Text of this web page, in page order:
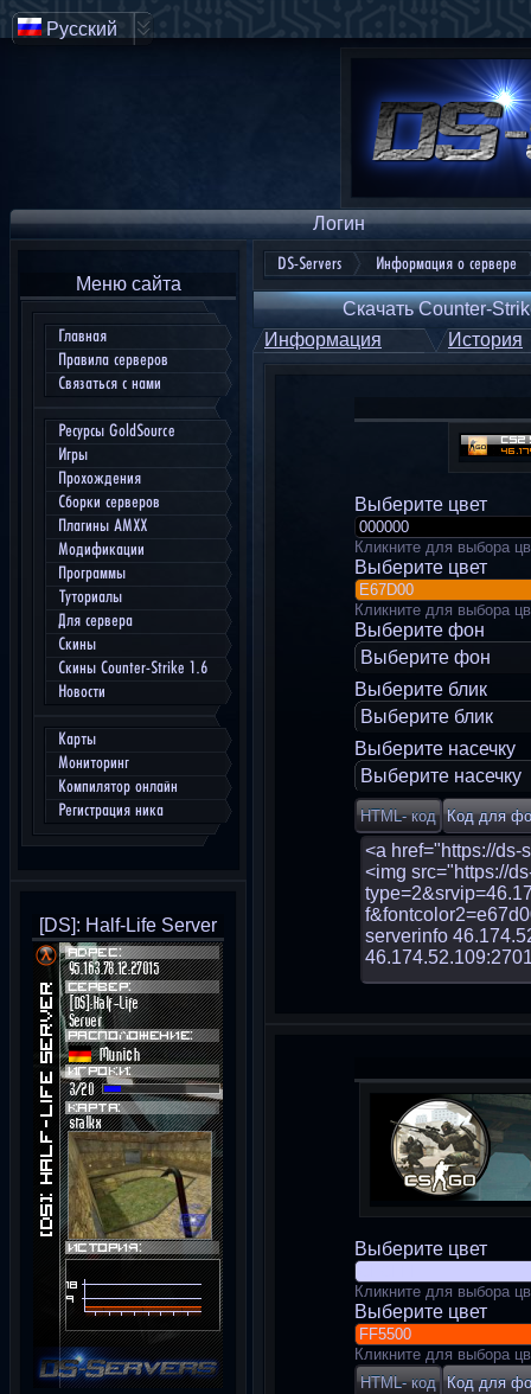
Логин
Меню сайта
Главная
Правила серверов
Связаться с нами
Ресурсы GoldSource
Игры
Прохождения
Сборки серверов
Плагины AMXX
Модификации
Программы
Туториалы
Для сервера
Скины
Скины Counter-Strike 1.6
Новости
Карты
Мониторинг
Компилятор онлайн
Регистрация ника
[DS]: Half-Life Server
DS-Servers Информация о сервере
Скачать Counter-
Информация
История
Выберите цвет
Кликните для выбора
Выберите цвет
Кликните для выбора
Выберите фон
Выберите фон
Выберите блик
Выберите блик
Выберите насечку
Выберите насечку
Выберите цвет
Кликните для выбора
Выберите цвет
Кликните для выбора
Русский